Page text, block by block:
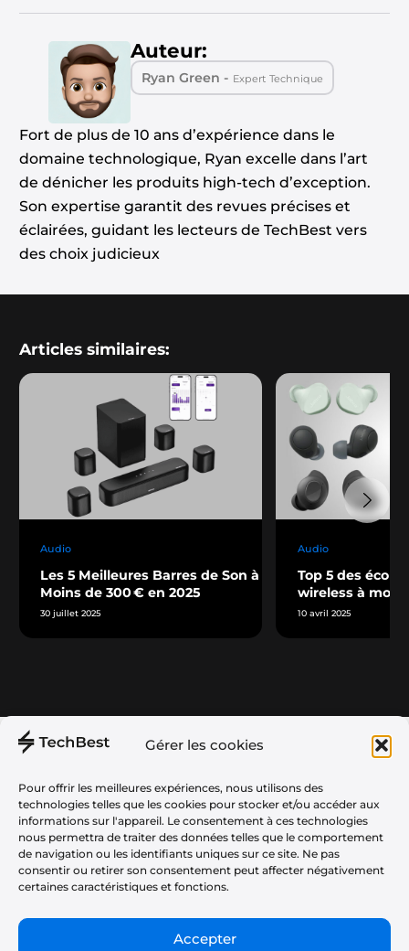
Gérer les cookies
Pour offrir les meilleures expériences, nous utilisons des
technologies telles que les cookies pour stocker et/ou accéder aux
informations sur l'appareil. Le consentement à ces technologies
nous permettra de traiter des données telles que le comportement
de navigation ou les identifiants uniques sur ce site. Ne pas
consentir ou retirer son consentement peut affecter négativement
certaines caractéristiques et fonctions.
Accepter
Auteur:
Ryan Green - Expert Technique
Fort de plus de 10 ans d’expérience dans le
domaine technologique, Ryan excelle dans l’art
de dénicher les produits high-tech d’exception.
Son expertise garantit des revues précises et
éclairées, guidant les lecteurs de TechBest vers
des choix judicieux
Articles similaires:
Audio
Les 5 Meilleures Barres de Son à
Moins de 300 € en 2025
30 juillet 2025
Audio
Top 5 des
wireless à
10 avril 2025
Téléphonie
Audio
Informatique
Gaming
Maison
Vélos & Trottinettes
Plan du Site
Politique de Confidentialité
CGU
Partenariats & Tests Produits